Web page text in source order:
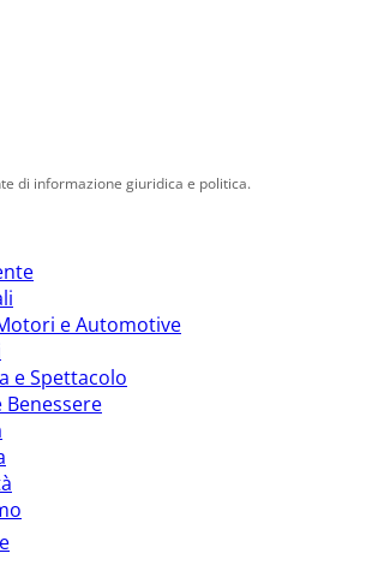
di informazione giuridica e politica.
e Automotive
e Spettacolo
Benessere